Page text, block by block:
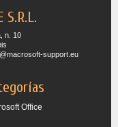
S.R.L.
n. 10
support.eu
Office